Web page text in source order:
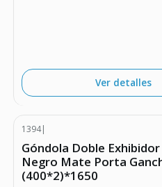
Ver detalles
1394|
Góndola Doble
Negro Mate Porta
(400*2)*1650